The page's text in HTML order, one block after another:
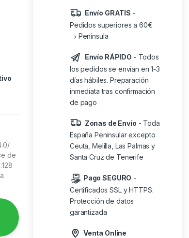
de
Envío GRATIS -
Pedidos superiores a 60€
→ Península
Envío RÁPIDO - Todos
los pedidos se envían en 1-3
días hábiles. Preparación
inmediata tras confirmación
de pago
Zonas de Envío - Toda
España Peninsular excepto
Ceuta, Melilla, Las Palmas y
Santa Cruz de Tenerife
Pago SEGURO -
Certificados SSL y HTTPS.
Protección de datos
garantizada
Venta Online